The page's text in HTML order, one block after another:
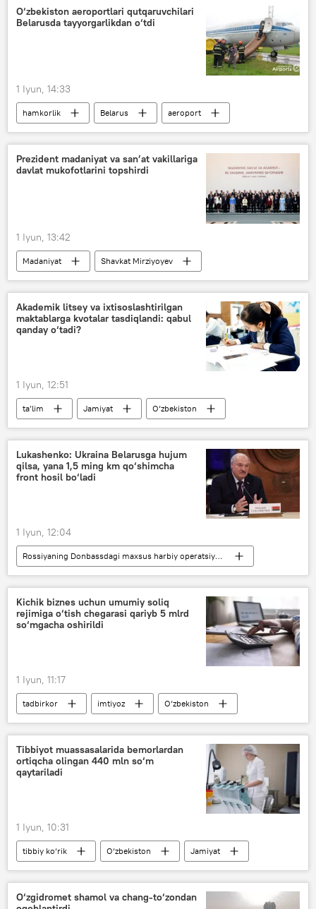
Shavkat Mirziyoyev Madaniyat
O‘zbekiston aeroportlari qutqaruvchilari
Belarusda tayyorgarlikdan o‘tdi
1 Iyun, 14:33
hamkorlik Belarus
aeroport
Uzbekistan Airports
Jamiyat
O‘zbekiston
Prezident madaniyat va san’at vakillariga
davlat mukofotlarini topshirdi
1 Iyun, 13:42
Madaniyat
Shavkat Mirziyoyev
taqdirlash
mukofot
san’at
farmon
O‘zbekiston
Akademik litsey va ixtisoslashtirilgan
maktablarga kvotalar tasdiqlandi: qabul
qanday o‘tadi?
1 Iyun, 12:51
ta’lim Jamiyat
O‘zbekiston
maktab
akademik litsey
qabul komissiyasi
Lukashenko: Ukraina Belarusga hujum
qilsa, yana 1,5 ming km qo‘shimcha
front hosil bo‘ladi
1 Iyun, 12:04
Rossiyaning Donbassdagi maxsus harbiy operatsiyasi
Dunyo yangiliklari
Dunyoda
Belarus
Ukraina
Aleksandr Lukashenko
Kichik biznes uchun umumiy soliq
rejimiga o‘tish chegarasi qariyb 5 mlrd
so‘mgacha oshirildi
1 Iyun, 11:17
tadbirkor imtiyoz
O‘zbekiston
Soliq
QQS Iqtisod
Tibbiyot muassasalarida bemorlardan
ortiqcha olingan 440 mln so‘m
qaytariladi
1 Iyun, 10:31
tibbiy ko‘rik O‘zbekiston
Jamiyat
shifoxona
Raqobatni rivojlantirish va iste’molchilar huquqlarini himoya qilish qo‘mitasi
O‘zgidromet shamol va chang-to‘zondan